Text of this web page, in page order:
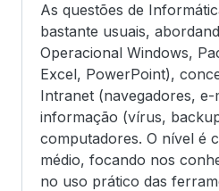
As questões de
bastante usuais,
Operacional Windows,
Excel, PowerPoint),
Intranet (navegadores, e-
informação (vírus,
computadores. O nível é
médio, focando nos
no uso prático das